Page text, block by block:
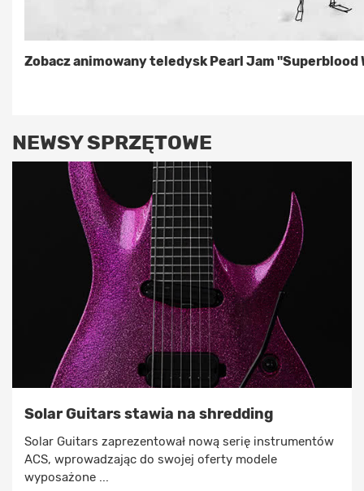
Zobacz animowany teledysk Pearl Jam "Superblood
NEWSY SPRZĘTOWE
Solar Guitars stawia na shredding
Solar Guitars zaprezentował nową serię instrumentów
ACS, wprowadzając do swojej oferty modele
wyposażone ...